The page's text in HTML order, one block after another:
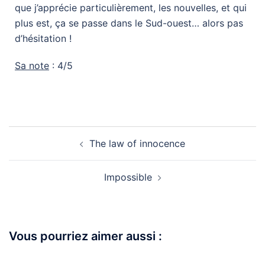
que j’apprécie particulièrement, les nouvelles, et qui
plus est, ça se passe dans le Sud-ouest… alors pas
d’hésitation !
Sa note : 4/5
The law of innocence
Impossible
Vous pourriez aimer aussi :